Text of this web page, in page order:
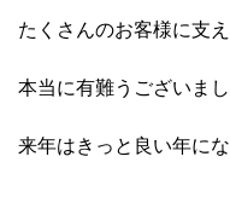
たくさんのお客様に支
本当に有難うございまし
来年はきっと良い年に